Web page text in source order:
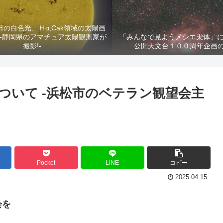
の白色光、Ｈα,Cak領域の太陽画
岡県のアマチュア太陽観測家が
撮影!-
「みんなで見ようメシエ天体」
公開天文台１００周年企
いて -浜松市のベテラン観望会主
Pocket LINE コピー
2025.04.15